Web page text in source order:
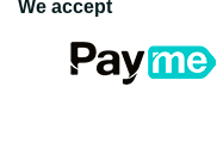
We accept